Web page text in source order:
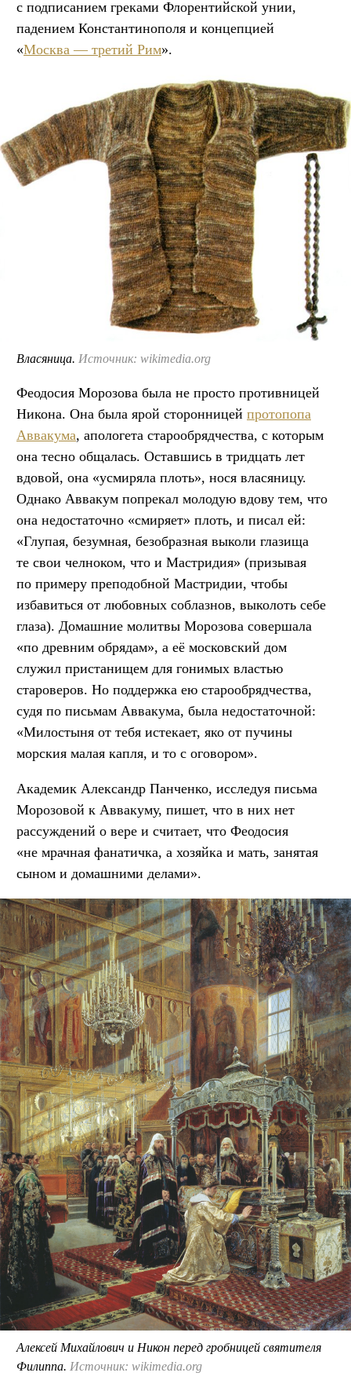
с подписанием греками Флорентийской унии,
падением Константинополя и концепцией
«Москва — третий Рим».
Власяница. Источник: wikimedia.org
Феодосия Морозова была не просто противницей
Никона. Она была ярой сторонницей протопопа
Аввакума, апологета старообрядчества, с которым
она тесно общалась. Оставшись в тридцать лет
вдовой, она «усмиряла плоть», нося власяницу.
Однако Аввакум попрекал молодую вдову тем, что
она недостаточно «смиряет» плоть, и писал ей:
«Глупая, безумная, безобразная выколи глазища
те свои челноком, что и Мастридия» (призывая
по примеру преподобной Мастридии, чтобы
избавиться от любовных соблазнов, выколоть себе
глаза). Домашние молитвы Морозова совершала
«по древним обрядам», а её московский дом
служил пристанищем для гонимых властью
староверов. Но поддержка ею старообрядчества,
судя по письмам Аввакума, была недостаточной:
«Милостыня от тебя истекает, яко от пучины
морския малая капля, и то с оговором».
Академик Александр Панченко, исследуя письма
Морозовой к Аввакуму, пишет, что в них нет
рассуждений о вере и считает, что Феодосия
«не мрачная фанатичка, а хозяйка и мать, занятая
сыном и домашними делами».
Алексей Михайлович и Никон перед гробницей святителя
Филиппа. Источник: wikimedia.org